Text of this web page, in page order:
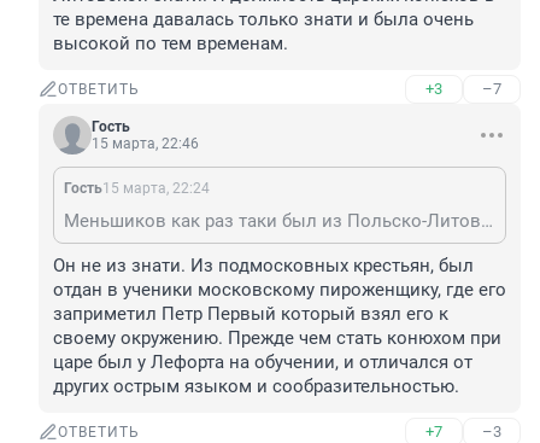
те времена давалась только знати и была очень
высокой по тем временам.
ОТВЕТИТЬ +3 –7
Гость
15 марта, 22:46
Гость15 марта, 22:24
Меньшиков как раз таки был из Польско-Литовской знати. И должность царских конюхов в те времена давалась только знати и была очень высокой по тем временам.
Он не из знати. Из подмосковных крестьян, был
отдан в ученики московскому пироженщику, где его
заприметил Петр Первый который взял его к
своему окружению. Прежде чем стать конюхом при
царе был у Лефорта на обучении, и отличался от
других острым языком и сообразительностью.
ОТВЕТИТЬ +7 –3